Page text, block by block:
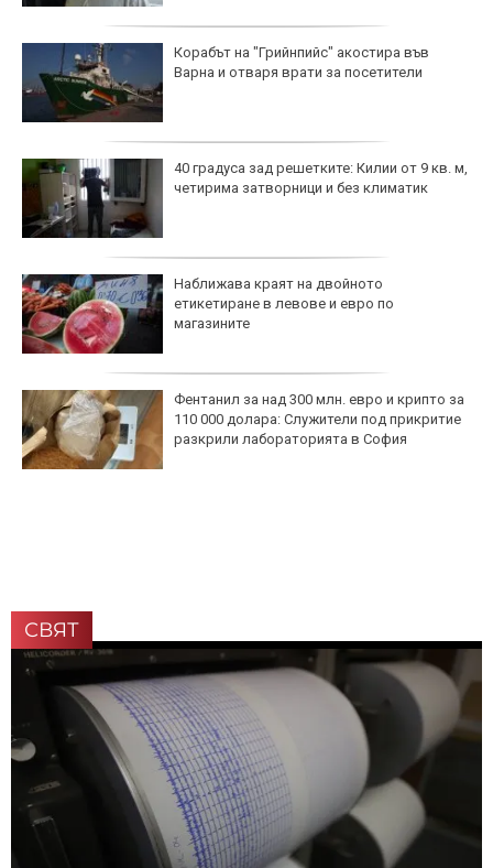
Корабът на "Грийнпийс" акостира във
Варна и отваря врати за посетители
40 градуса зад решетките: Килии от 9 кв. м,
четирима затворници и без климатик
Наближава краят на двойното
етикетиране в левове и евро по
магазините
Фентанил за над 300 млн. евро и крипто за
110 000 долара: Служители под прикритие
разкрили лабораторията в София
СВЯТ